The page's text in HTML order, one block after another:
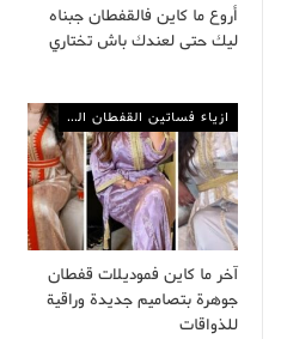
أروع ما كاين فالقفطان جبناه
ليك حتى لعندك باش تختاري
ازياء فساتين القفطان المغربي
آخر ما كاين فموديلات قفطان
جوهرة بتصاميم جديدة وراقية
للذواقات